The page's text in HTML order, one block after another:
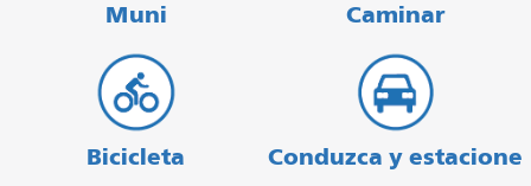
Muni Caminar
Bicicleta Conduzca y estacione